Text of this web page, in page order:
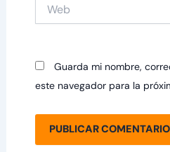
Guarda mi nombre,
este navegador para la